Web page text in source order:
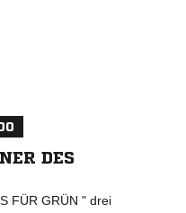
DES
FÜR GRÜN " drei